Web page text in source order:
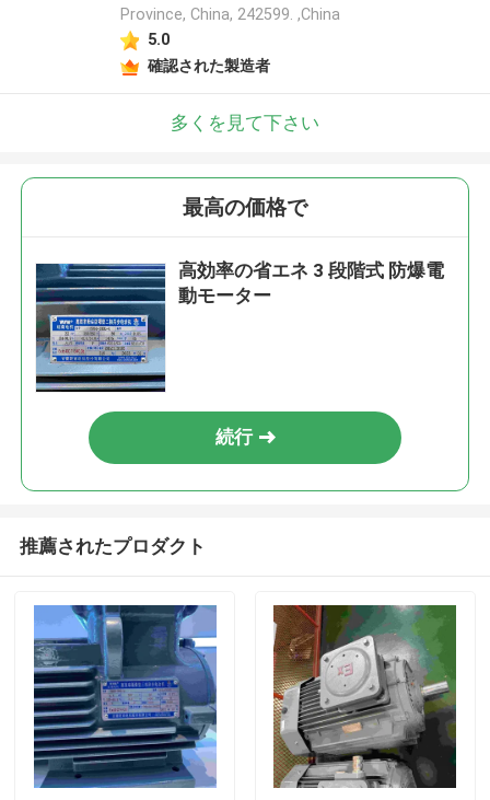
Province, China, 242599. ,China
5.0
確認された製造者
多くを見て下さい
最高の価格で
高効率の省エネ 3 段階式 防爆電
動モーター
続行
推薦されたプロダクト